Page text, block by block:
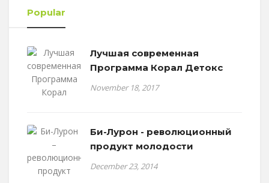
Popular
Лучшая современная
Программа Корал Детокс
November 18, 2017
Би-Лурон - революционный
продукт молодости
December 23, 2014